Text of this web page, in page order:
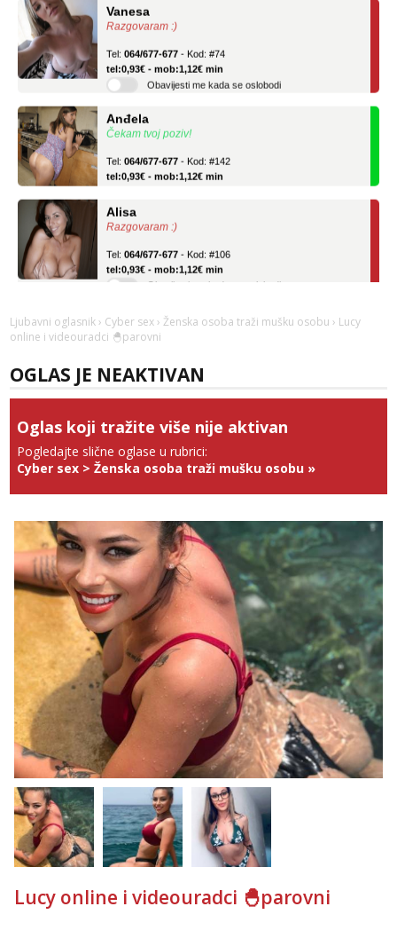
Razgovaram :)
tel:0,93€ - mob:1,12€ min
Obavijesti me kada se oslobodi
Čekam tvoj poziv!
tel:0,93€ - mob:1,12€ min
Razgovaram :)
tel:0,93€ - mob:1,12€ min
Obavijesti me kada se oslobodi
Razgovaram :)
Obavijesti me kada se oslobodi
Čekam tvoj poziv!
Tel:064/677-677- Kod: #142
tel:0,93€ - mob:1,12€ min
Ljubavni oglasnik › Cyber sex › Ženska osoba traži mušku osobu › Lucy
online i videouradci 🐣parovni
OGLAS JE NEAKTIVAN
Oglas koji tražite više nije aktivan
Pogledajte slične oglase u rubrici:
Cyber sex > Ženska osoba traži mušku osobu »
Lucy online i videouradci 🐣parovni